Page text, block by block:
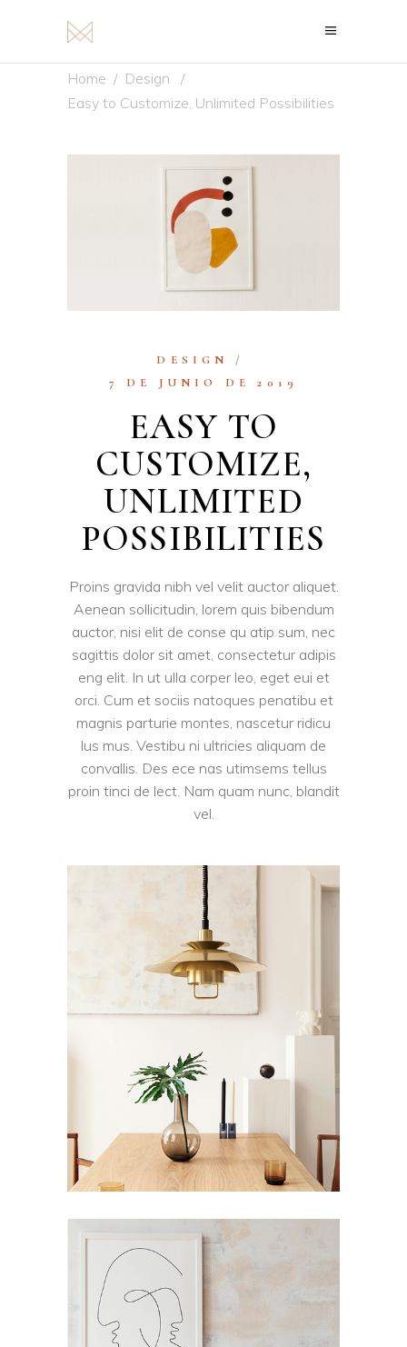
Home / Design
/
Easy to Customize, Unlimited Possibilities
DESIGN
7 DE JUNIO DE 2019
EASY TO
CUSTOMIZE,
UNLIMITED
POSSIBILITIES
Proins gravida nibh vel velit auctor aliquet.
Aenean sollicitudin, lorem quis bibendum
auctor, nisi elit de conse qu atip sum, nec
sagittis dolor sit amet, consectetur adipis
eng elit. In ut ulla corper leo, eget eui et
orci. Cum et sociis natoques penatibu et
magnis parturie montes, nascetur ridicu
lus mus. Vestibu ni ultricies aliquam de
convallis. Des ece nas utimsems tellus
proin tinci de lect. Nam quam nunc, blandit
vel.